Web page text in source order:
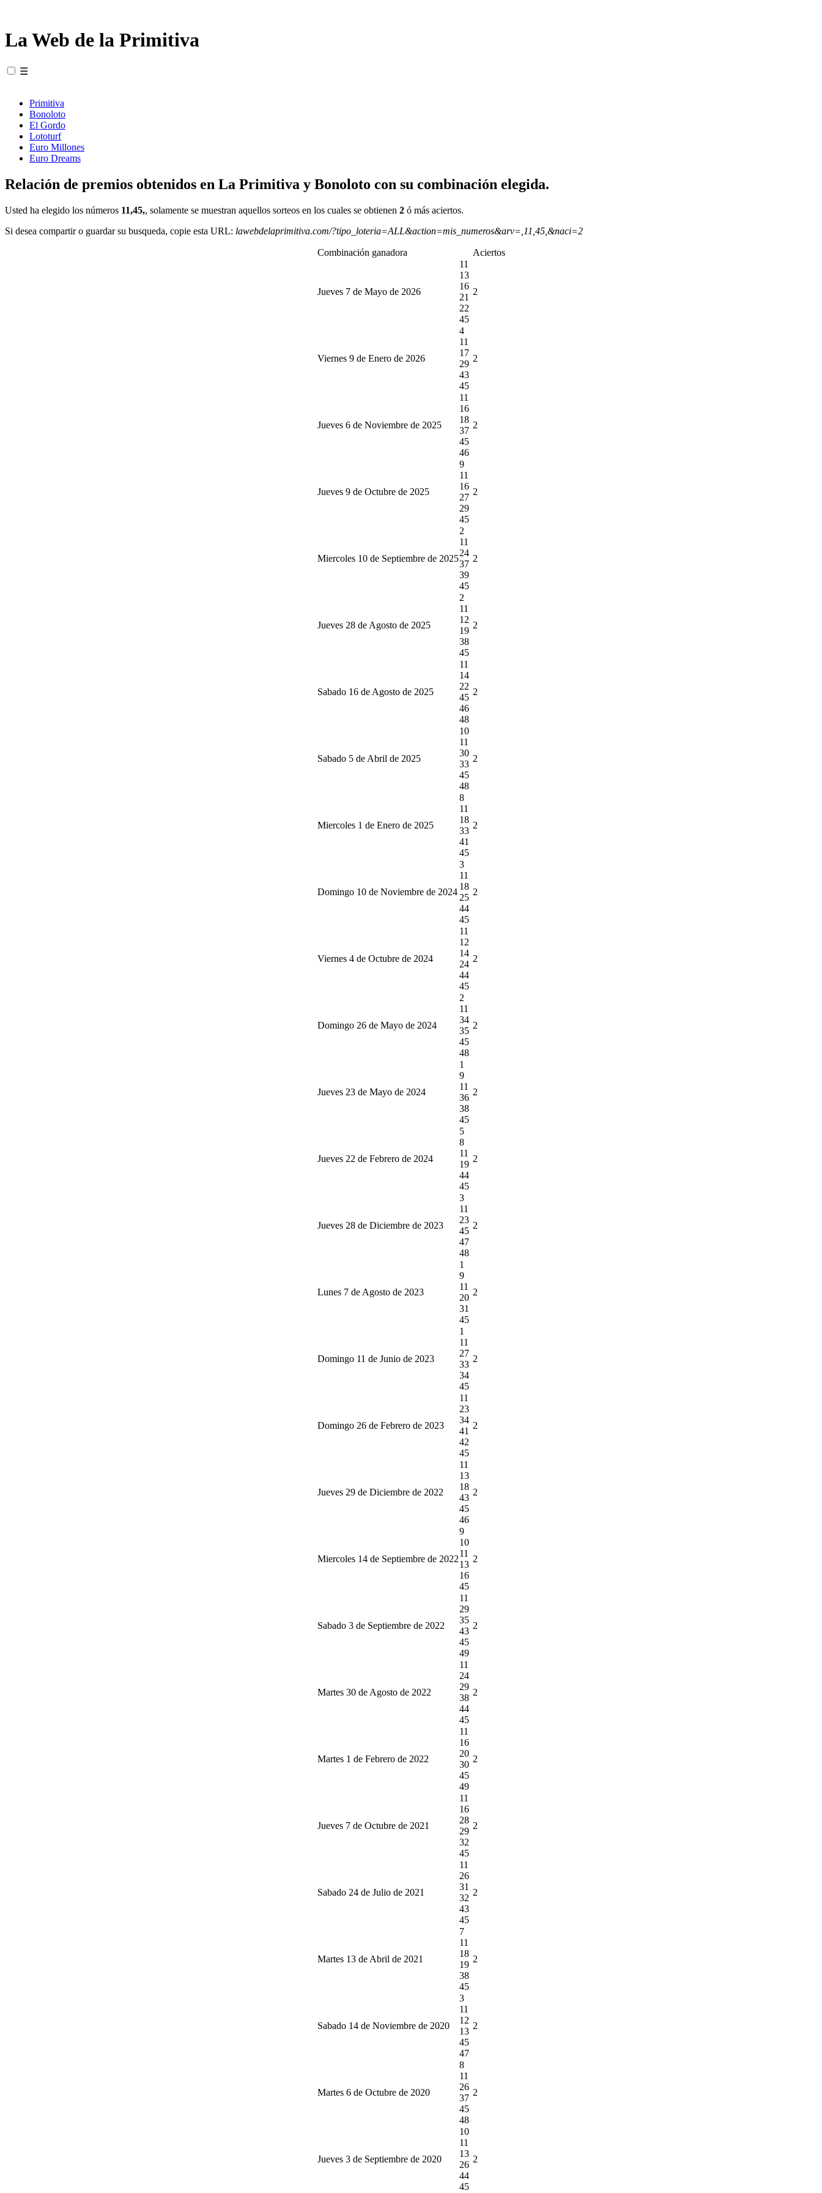
La Web de la Primitiva
☰
Primitiva
Bonoloto
El Gordo
Lototurf
Euro Millones
Euro Dreams
Relación de premios obtenidos en La Primitiva y Bonoloto con su combinación elegida.
Usted ha elegido los números 11,45,, solamente se muestran aquellos sorteos en los cuales se obtienen 2 ó más aciertos.
Si desea compartir o guardar su busqueda, copie esta URL: lawebdelaprimitiva.com/?tipo_loteria=ALL&action=mis_numeros&arv=,11,45,&naci=2
Combinación ganadora Aciertos
Jueves 7 de Mayo de 2026
11
13
16
21
22
45
2
Viernes 9 de Enero de 2026
4
11
17
29
43
45
2
Jueves 6 de Noviembre de 2025
11
16
18
37
45
46
2
Jueves 9 de Octubre de 2025
9
11
16
27
29
45
2
Miercoles 10 de Septiembre de 2025
2
11
24
37
39
45
2
Jueves 28 de Agosto de 2025
2
11
12
19
38
45
2
Sabado 16 de Agosto de 2025
11
14
22
45
46
48
2
Sabado 5 de Abril de 2025
10
11
30
33
45
48
2
Miercoles 1 de Enero de 2025
8
11
18
33
41
45
2
Domingo 10 de Noviembre de 2024
3
11
18
25
44
45
2
Viernes 4 de Octubre de 2024
11
12
14
24
44
45
2
Domingo 26 de Mayo de 2024
2
11
34
35
45
48
2
Jueves 23 de Mayo de 2024
1
9
11
36
38
45
2
Jueves 22 de Febrero de 2024
5
8
11
19
44
45
2
Jueves 28 de Diciembre de 2023
3
11
23
45
47
48
2
Lunes 7 de Agosto de 2023
1
9
11
20
31
45
2
Domingo 11 de Junio de 2023
1
11
27
33
34
45
2
Domingo 26 de Febrero de 2023
11
23
34
41
42
45
2
Jueves 29 de Diciembre de 2022
11
13
18
43
45
46
2
Miercoles 14 de Septiembre de 2022
9
10
11
13
16
45
2
Sabado 3 de Septiembre de 2022
11
29
35
43
45
49
2
Martes 30 de Agosto de 2022
11
24
29
38
44
45
2
Martes 1 de Febrero de 2022
11
16
20
30
45
49
2
Jueves 7 de Octubre de 2021
11
16
28
29
32
45
2
Sabado 24 de Julio de 2021
11
26
31
32
43
45
2
Martes 13 de Abril de 2021
7
11
18
19
38
45
2
Sabado 14 de Noviembre de 2020
3
11
12
13
45
47
2
Martes 6 de Octubre de 2020
8
11
26
37
45
48
2
Jueves 3 de Septiembre de 2020
10
11
13
26
44
45
2